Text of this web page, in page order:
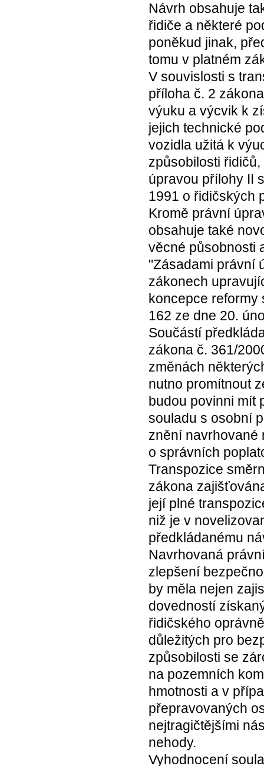
Návrh obsahuje
řidiče a některé
poněkud jinak,
tomu v platném
V souvislosti s
příloha č. 2
výuku a výcvik k
jejich technické
vozidla užitá k
způsobilosti
úpravou přílohy II
1991 o řidičských
Kromě právní
obsahuje také
věcné působnosti
"Zásadami právní
zákonech
koncepce
162 ze dne 20.
Součástí
zákona č. 361/
změnách
nutno promítnout
budou povinni mít
souladu s osobní
znění navrhované
o správních
Transpozice
zákona
její plné
niž je v
předkládanému
Navrhovaná
zlepšení
by měla nejen
dovedností
řidičského
důležitých pro
způsobilosti se
na pozemních
hmotnosti a v
přepravovaných
nejtragičtějšími
nehody.
Vyhodnocení